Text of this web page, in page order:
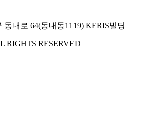
동내로 64(동내동1119) KERIS빌딩
RIGHTS RESERVED